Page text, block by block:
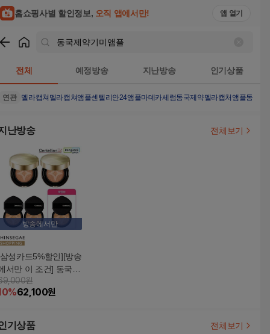
홈쇼핑사별 할인정보, 오직 앱에서만! 앱 열기
전체 예정방송 지난방송 인기상품
연관 멜라캡쳐 멜라캡쳐앰플센텔리안24앰플마데카세럼동국제약멜라캡처앰플동국제
난방송 전체보기
방송에서만
성카드5%할인][방송
서만 이 조건] 동국제
마데카 기미앰플쿠
(본품 13g*2개+리필
원
%62,100원
기상품 전체보기